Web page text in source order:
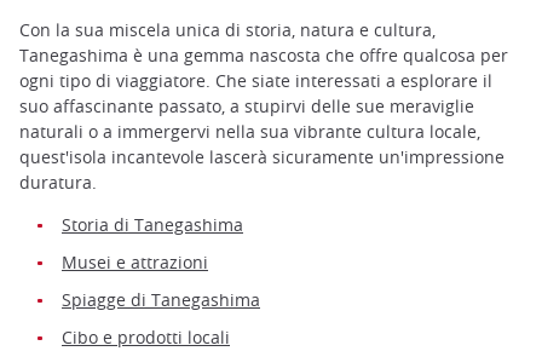
Con la sua miscela unica di storia, natura e cultura,
Tanegashima è una gemma nascosta che offre qualcosa per
ogni tipo di viaggiatore. Che siate interessati a esplorare il
suo affascinante passato, a stupirvi delle sue meraviglie
naturali o a immergervi nella sua vibrante cultura locale,
quest'isola incantevole lascerà sicuramente un'impressione
duratura.
Storia di Tanegashima
Musei e attrazioni
Spiagge di Tanegashima
Cibo e prodotti locali